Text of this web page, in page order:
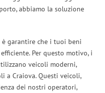
abbiamo la soluzione
garantire che i tuoi beni
Per questo motivo, i
veicoli moderni,
a Craiova. Questi veicoli,
dei nostri operatori,